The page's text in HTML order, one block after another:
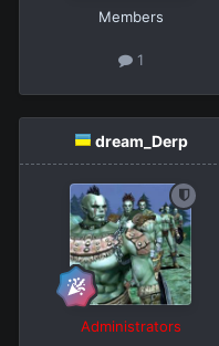
Members
1
dream_Derp
Administrators